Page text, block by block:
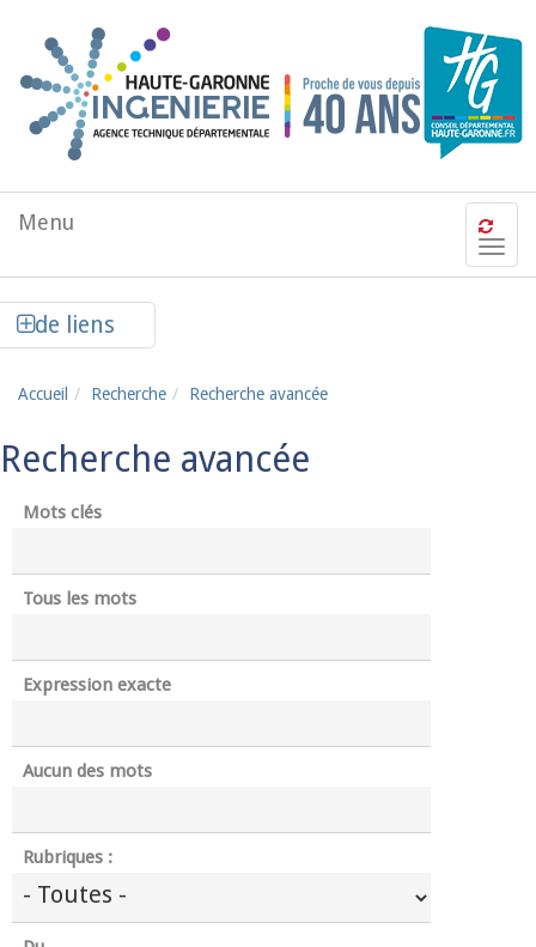
de
Menu
de liens
Accueil Recherche Recherche avancée
Recherche avancée
Mots clés
Tous les mots
Expression exacte
Aucun des mots
Rubriques :